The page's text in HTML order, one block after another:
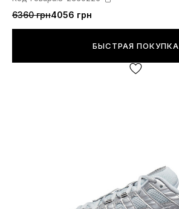
6360 грн4056 грн
БЫСТРАЯ ПОКУПКА